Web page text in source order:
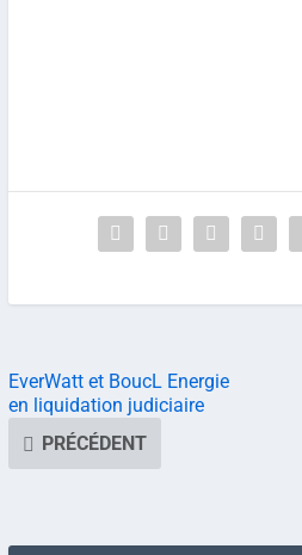
EverWatt et BoucL Energie
en liquidation judiciaire
PRÉCÉDENT